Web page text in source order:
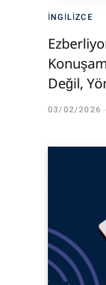
İNGILIZCE
Değil,
03/02/2026